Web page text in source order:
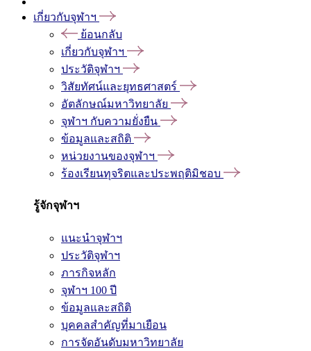
เกี่ยวกับจุฬาฯ
ย้อนกลับ
เกี่ยวกับจุฬาฯ
ประวัติจุฬาฯ
วิสัยทัศน์และยุทธศาสตร์
อัตลักษณ์มหาวิทยาลัย
จุฬาฯ กับความยั่งยืน
ข้อมูลและสถิติ
หน่วยงานของจุฬาฯ
ร้องเรียนทุจริตและประพฤติมิชอบ
รู้จักจุฬาฯ
แนะนำจุฬาฯ
ประวัติจุฬาฯ
ภารกิจหลัก
จุฬาฯ 100 ปี
ข้อมูลและสถิติ
บุคคลสำคัญที่มาเยือน
การจัดอันดับมหาวิทยาลัย